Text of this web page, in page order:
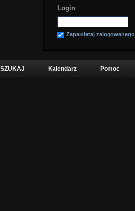
Login
Zapamiętaj zalogowanego
SZUKAJ Kalendarz Pomoc